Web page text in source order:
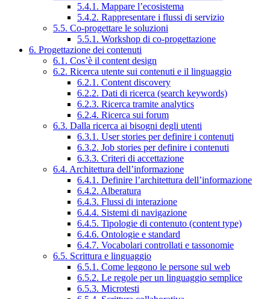
5.4.1. Mappare l’ecosistema
5.4.2. Rappresentare i flussi di servizio
5.5. Co-progettare le soluzioni
5.5.1. Workshop di co-progettazione
6. Progettazione dei contenuti
6.1. Cos’è il content design
6.2. Ricerca utente sui contenuti e il linguaggio
6.2.1. Content discovery
6.2.2. Dati di ricerca (search keywords)
6.2.3. Ricerca tramite analytics
6.2.4. Ricerca sui forum
6.3. Dalla ricerca ai bisogni degli utenti
6.3.1. User stories per definire i contenuti
6.3.2. Job stories per definire i contenuti
6.3.3. Criteri di accettazione
6.4. Architettura dell’informazione
6.4.1. Definire l’architettura dell’informazione
6.4.2. Alberatura
6.4.3. Flussi di interazione
6.4.4. Sistemi di navigazione
6.4.5. Tipologie di contenuto (content type)
6.4.6. Ontologie e standard
6.4.7. Vocabolari controllati e tassonomie
6.5. Scrittura e linguaggio
6.5.1. Come leggono le persone sul web
6.5.2. Le regole per un linguaggio semplice
6.5.3. Microtesti